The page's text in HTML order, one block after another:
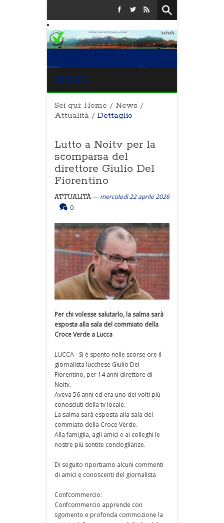
MENU
Sei qui: Home / News /
Attualità / Dettaglio
Lutto a Noitv per la
scomparsa del
direttore Giulio Del
Fiorentino
ATTUALITÀ
mercoledì 22 aprile 2026
0
Per chi volesse salutarlo, la salma sarà
esposta alla sala del commiato della
Croce Verde a Lucca
LUCCA - Si è spento nelle scorse ore il
giornalista lucchese Giulio Del
Fiorentino, per 14 anni direttore di
Noitv.
Aveva 56 anni ed era uno dei volti più
conosciuti della tv locale.
La salma sarà esposta alla sala del
commiato della Croce Verde.
Alla famiglia, agli amici e ai colleghi le
nostre più sentite condoglianze.
Di seguito riportiamo alcuni commenti
di amici e conoscenti del giornalista
Confcommercio:
Confcommercio apprende con
sgomento e profonda commozione la